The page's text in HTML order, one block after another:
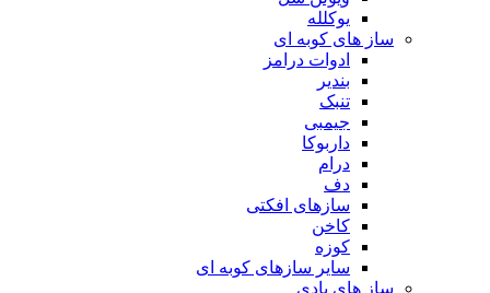
یوکلله
ساز های کوبه ای
ادوات درامز
بندیر
تنبک
جیمبی
داربوکا
درام
دف
سازهای افکتی
کاخن
کوزه
سایر سازهای کوبه ای
ساز های بادی